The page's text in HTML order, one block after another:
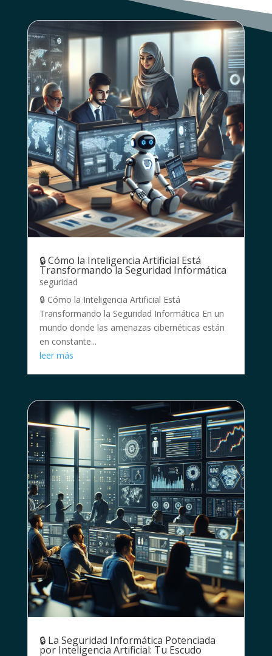
🔒 Cómo la Inteligencia Artificial Está
Transformando la Seguridad Informática
seguridad
🔒 Cómo la Inteligencia Artificial Está
Transformando la Seguridad Informática En un
mundo donde las amenazas cibernéticas están
en constante...
leer más
🔒 La Seguridad Informática Potenciada
por Inteligencia Artificial: Tu Escudo